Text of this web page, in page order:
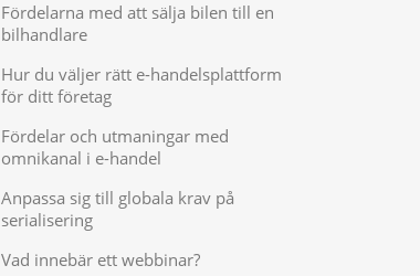
Fördelarna med att sälja bilen till en
bilhandlare
Hur du väljer rätt e-handelsplattform
för ditt företag
Fördelar och utmaningar med
omnikanal i e-handel
Anpassa sig till globala krav på
serialisering
Vad innebär ett webbinar?